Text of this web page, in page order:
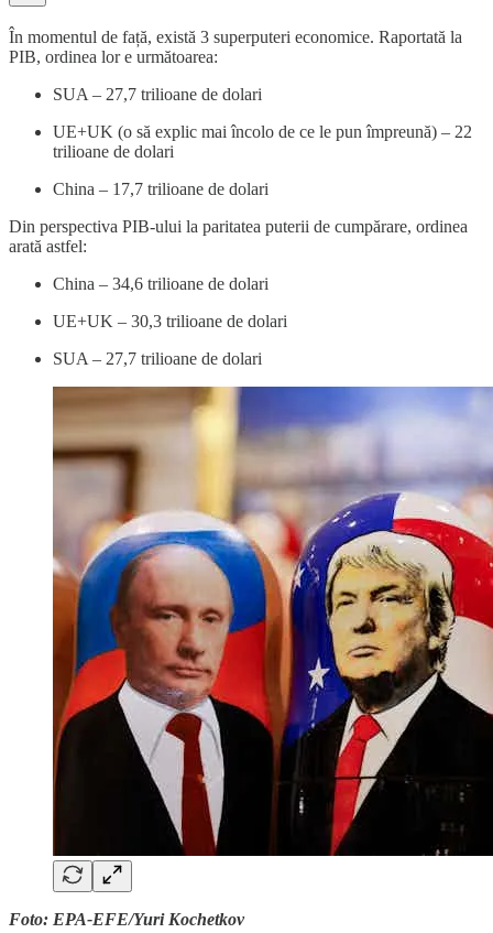
În momentul de față, există 3 superputeri economice. Raportată la
PIB, ordinea lor e următoarea:
SUA – 27,7 trilioane de dolari
UE+UK (o să explic mai încolo de ce le pun împreună) – 22
trilioane de dolari
China – 17,7 trilioane de dolari
Din perspectiva PIB-ului la paritatea puterii de cumpărare, ordinea
arată astfel:
China – 34,6 trilioane de dolari
UE+UK – 30,3 trilioane de dolari
SUA – 27,7 trilioane de dolari
Foto: EPA-EFE/Yuri Kochetkov